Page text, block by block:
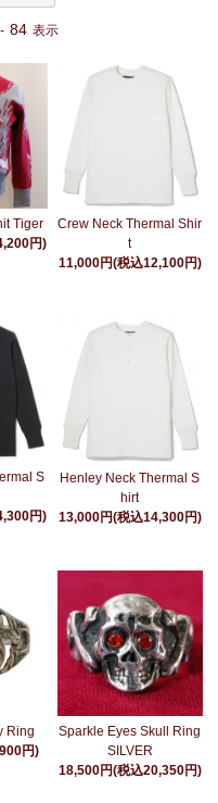
- 84 表示
Tiger
円)
Crew Neck Thermal Shir
t
11,000円(税込12,100円)
S
円)
Henley Neck Thermal S
hirt
13,000円(税込14,300円)
Ring
円)
Sparkle Eyes Skull Ring
SILVER
18,500円(税込20,350円)